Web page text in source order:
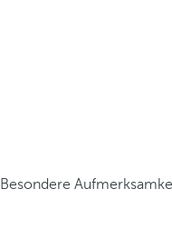
Besondere